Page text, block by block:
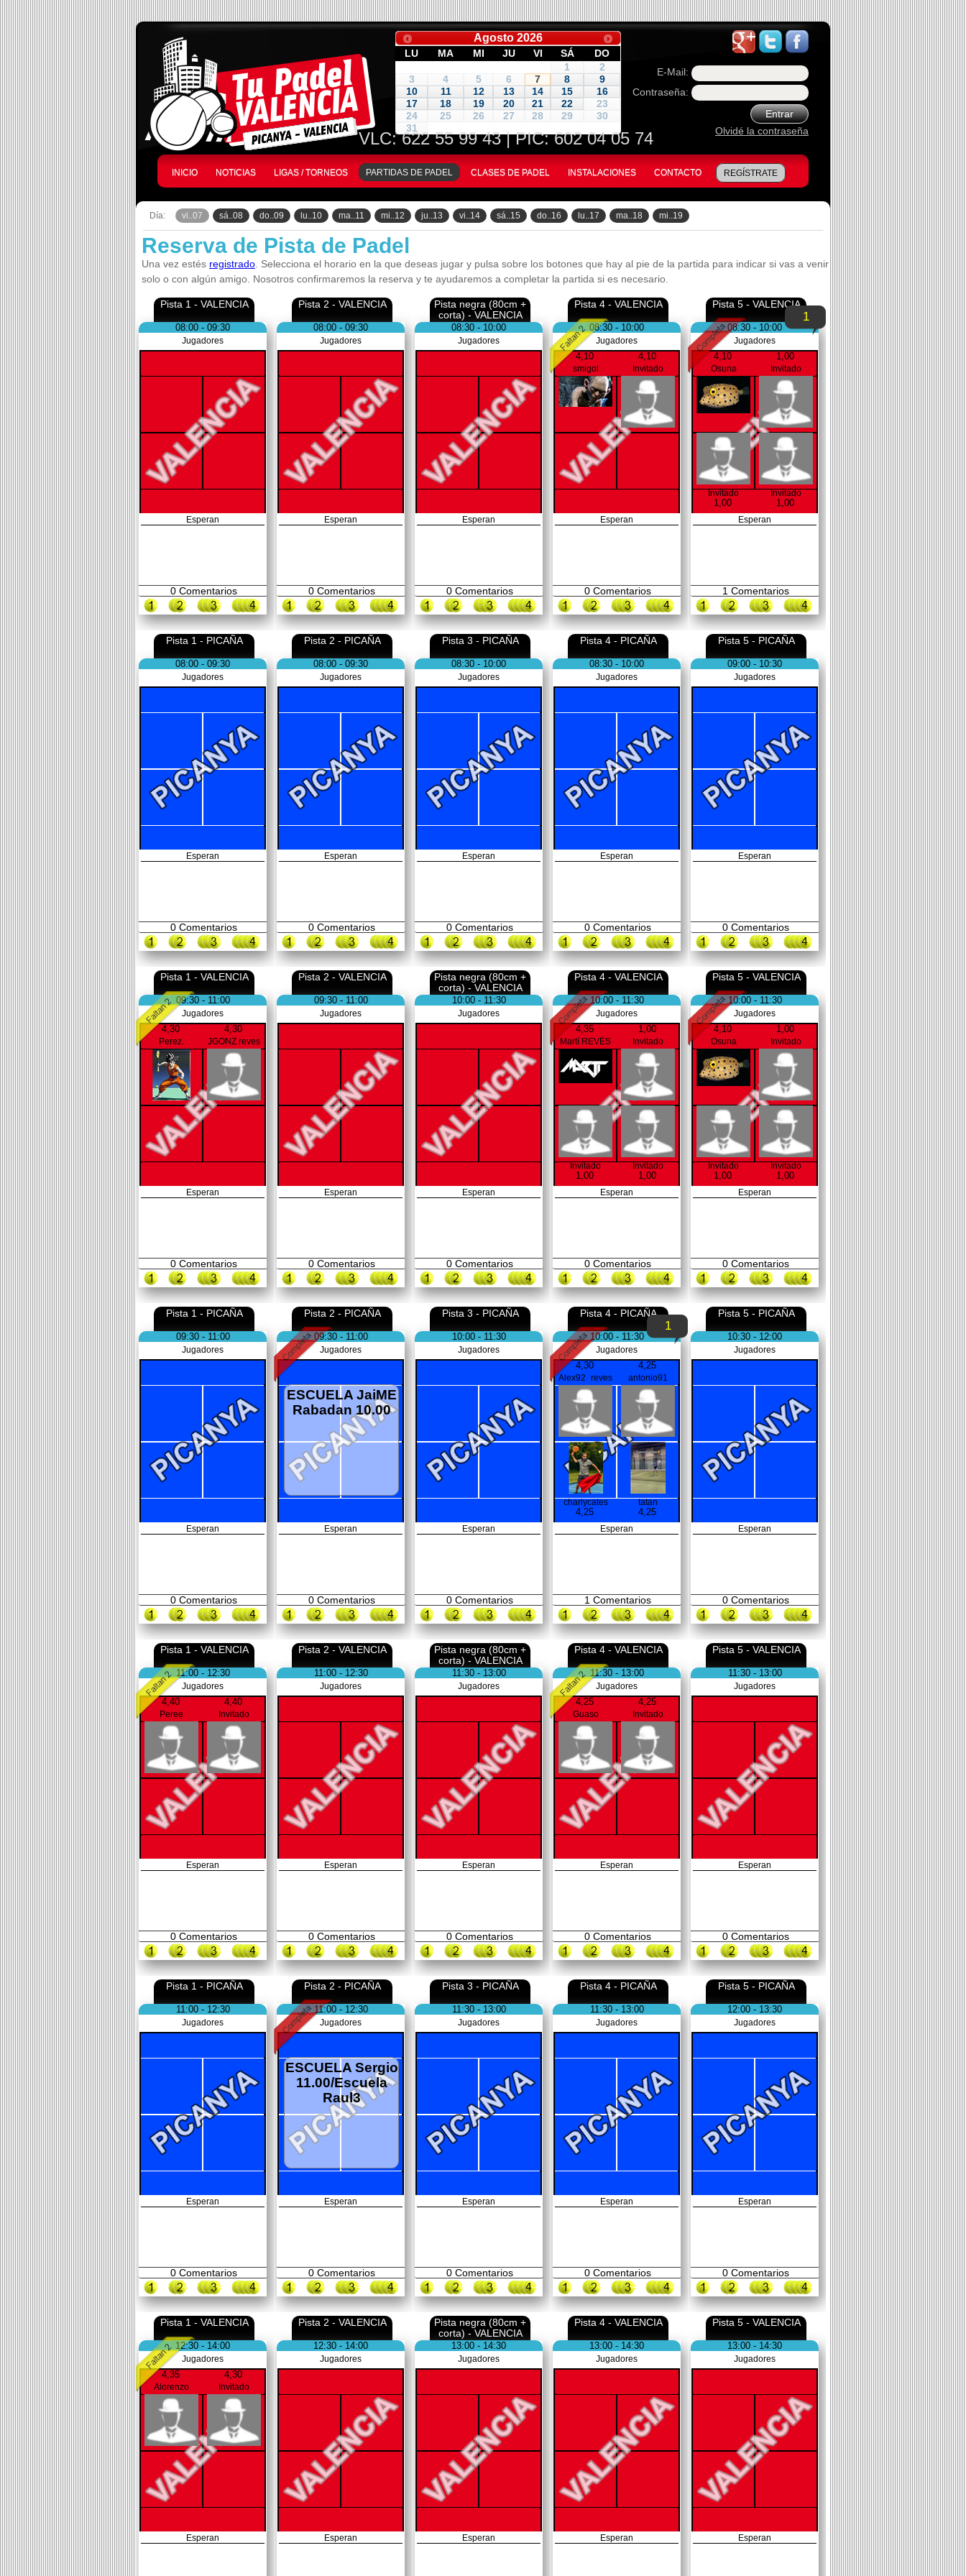
Agosto 2026
LU MA MI JU VI SÁ
DO
1
2
3
4 5 6 7 8
9
10
11 12 13 14 15
16
17
18 19 20 21 22
23
24
25 26 27 28 29
30
31
VLC:622 55 99 43| PIC: 602 04 05 74
E-Mail:
Contraseña:
Entrar
Olvidé la contraseña
INICIO NOTICIAS LIGAS / TORNEOS PARTIDAS DE PADEL CLASES DE PADEL INSTALACIONES CONTACTO REGÍSTRATE
Día: vi..07 sá..08 do..09 lu..10 ma..11 mi..12 ju..13 vi..14 sá..15 do..16 lu..17 ma..18 mi..19
Reserva de Pista de Padel
Una vez estés registrado . Selecciona el horario en la que deseas jugar y pulsa sobre los botones que hay al pie de la partida para indicar si vas a venir
solo o con algún amigo. Nosotros confirmaremos la reserva y te ayudaremos a completar la partida si es necesario.
Pista 1 - VALENCIA
08:00 - 09:30
Jugadores
Esperan
0Comentarios
Pista 2 - VALENCIA
08:00 - 09:30
Jugadores
Esperan
0Comentarios
Pista negra (80cm +
corta) - VALENCIA
08:30 - 10:00
Jugadores
Esperan
0Comentarios
Pista 4 - VALENCIA
08:30 - 10:00
Jugadores
4,10
smigol
4,10
Invitado
Esperan
0Comentarios
Pista 5 - VALENCIA
08:30 - 10:00
Jugadores
4,10
Osuna
1,00
Invitado
Invitado
1,00
Invitado
1,00
Esperan
1 Comentarios
1
Pista 1 - PICAÑA
08:00 - 09:30
Jugadores
Esperan
0Comentarios
Pista 2 - PICAÑA
08:00 - 09:30
Jugadores
Esperan
0Comentarios
Pista 3 - PICAÑA
08:30 - 10:00
Jugadores
Esperan
0Comentarios
Pista 4 - PICAÑA
08:30 - 10:00
Jugadores
Esperan
0Comentarios
Pista 5 - PICAÑA
09:00 - 10:30
Jugadores
Esperan
0Comentarios
Pista 1 - VALENCIA
09:30 - 11:00
Jugadores
4,30
Perez.
4,30
JGONZ reves
Esperan
0Comentarios
Pista 2 - VALENCIA
09:30 - 11:00
Jugadores
Esperan
0Comentarios
Pista negra (80cm +
corta) - VALENCIA
10:00 - 11:30
Jugadores
Esperan
0Comentarios
Pista 4 - VALENCIA
10:00 - 11:30
Jugadores
4,35
Martí REVÉS
1,00
Invitado
Invitado
1,00
Invitado
1,00
Esperan
0Comentarios
Pista 5 - VALENCIA
10:00 - 11:30
Jugadores
4,10
Osuna
1,00
Invitado
Invitado
1,00
Invitado
1,00
Esperan
0Comentarios
Pista 1 - PICAÑA
09:30 - 11:00
Jugadores
Esperan
0Comentarios
Pista 2 - PICAÑA
09:30 - 11:00
Jugadores
ESCUELA JaiME
Rabadan 10.00
Esperan
0Comentarios
Pista 3 - PICAÑA
10:00 - 11:30
Jugadores
Esperan
0Comentarios
Pista 4 - PICAÑA
10:00 - 11:30
Jugadores
4,30
Alex92_reves
4,25
antonio91
charlycates
4,25
tatan
4,25
Esperan
1 Comentarios
1
Pista 5 - PICAÑA
10:30 - 12:00
Jugadores
Esperan
0Comentarios
Pista 1 - VALENCIA
11:00 - 12:30
Jugadores
4,40
Peree
4,40
Invitado
Esperan
0Comentarios
Pista 2 - VALENCIA
11:00 - 12:30
Jugadores
Esperan
0Comentarios
Pista negra (80cm +
corta) - VALENCIA
11:30 - 13:00
Jugadores
Esperan
0Comentarios
Pista 4 - VALENCIA
11:30 - 13:00
Jugadores
4,25
Guaso
4,25
Invitado
Esperan
0Comentarios
Pista 5 - VALENCIA
11:30 - 13:00
Jugadores
Esperan
0Comentarios
Pista 1 - PICAÑA
11:00 - 12:30
Jugadores
Esperan
0Comentarios
Pista 2 - PICAÑA
11:00 - 12:30
Jugadores
ESCUELA Sergio
11.00/Escuela
Raul3
Esperan
0Comentarios
Pista 3 - PICAÑA
11:30 - 13:00
Jugadores
Esperan
0Comentarios
Pista 4 - PICAÑA
11:30 - 13:00
Jugadores
Esperan
0Comentarios
Pista 5 - PICAÑA
12:00 - 13:30
Jugadores
Esperan
0Comentarios
Pista 1 - VALENCIA
12:30 - 14:00
Jugadores
4,35
Alorenzo
4,30
Invitado
Esperan
Pista 2 - VALENCIA
12:30 - 14:00
Jugadores
Esperan
Pista negra (80cm +
corta) - VALENCIA
13:00 - 14:30
Jugadores
Esperan
Pista 4 - VALENCIA
13:00 - 14:30
Jugadores
Esperan
Pista 5 - VALENCIA
13:00 - 14:30
Jugadores
Esperan